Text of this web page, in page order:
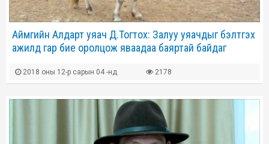
Аймгийн Алдарт уяач Д.Тогтох: Залуу уяачдыг бэлтгэх
ажилд гар бие оролцож яваадаа баяртай байдаг
2018 оны 12-р сарын 04 -нд 2178